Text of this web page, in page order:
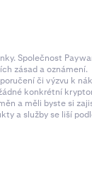
Společnost
zásad a oznámení.
či výzvu k
konkrétní
a měli byste si
a služby se liší